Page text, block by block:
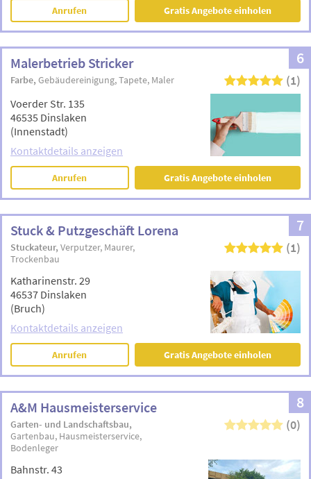
Anrufen Gratis Angebote einholen
6
Malerbetrieb Stricker
Farbe Gebäudereinigung Tapete Maler (1)
Voerder Str. 135
46535 Dinslaken
(Innenstadt)
Kontaktdetails anzeigen
Anrufen Gratis Angebote einholen
7
Stuck & Putzgeschäft Lorena
Stuckateur Verputzer Maurer
Trockenbau
(1)
Katharinenstr. 29
46537 Dinslaken
(Bruch)
Kontaktdetails anzeigen
Anrufen Gratis Angebote einholen
8
A&M Hausmeisterservice
Garten- und Landschaftsbau
Gartenbau Hausmeisterservice
Bodenleger
(0)
Bahnstr. 43